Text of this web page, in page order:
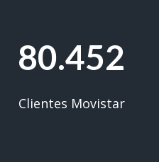
80.452
Clientes Movistar